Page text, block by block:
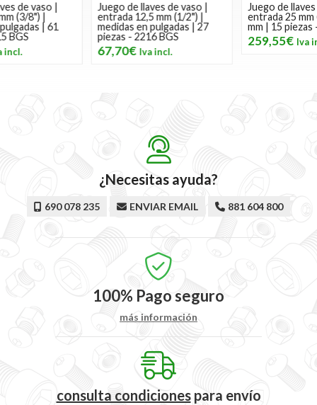
Juego de llaves de vaso |
entrada 12,5 mm (1/2") |
medidas en pulgadas | 27
piezas - 2216 BGS
67,70€
Juego de llaves de vaso |
entrada 25 mm (1") | 36 - 80
mm | 15 piezas - 15111 BGS
259,55€
¿Necesitas ayuda?
690 078 235 ENVIAR EMAIL 881 604 800
100% Pago seguro
más información
consulta condicionespara envío